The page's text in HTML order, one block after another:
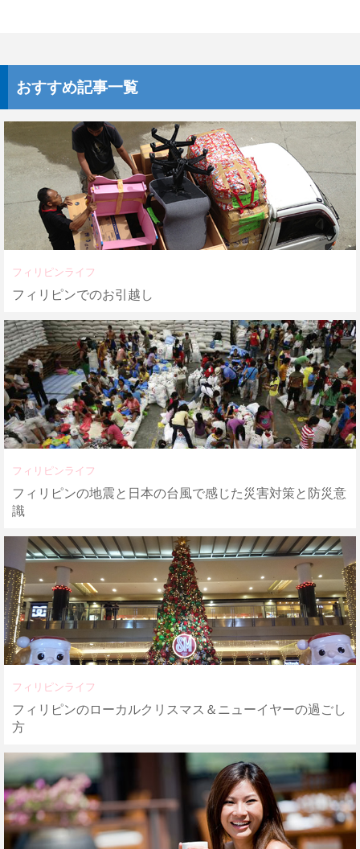
おすすめ記事一覧
フィリピンライフ
フィリピンでのお引越し
フィリピンライフ
フィリピンの地震と日本の台風で感じた災害対策と防災意
識
フィリピンライフ
フィリピンのローカルクリスマス＆ニューイヤーの過ごし
方